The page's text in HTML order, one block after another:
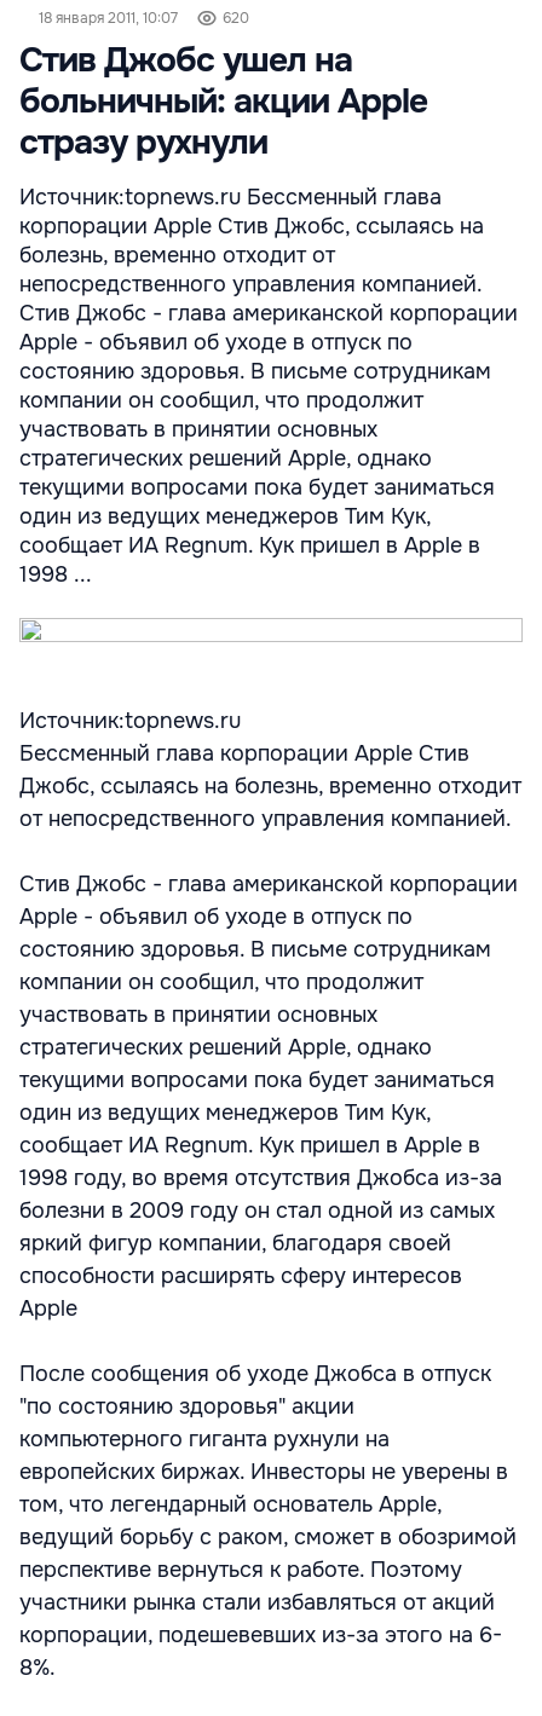
18 января 2011, 10:07 620
Стив Джобс ушел на
больничный: акции Apple
стразу рухнули
Источник:topnews.ru Бессменный глава
корпорации Apple Cтив Джобс, ссылаясь на
болезнь, временно отходит от
непосредственного управления компанией.
Стив Джобс - глава американской корпорации
Apple - объявил об уходе в отпуск по
состоянию здоровья. В письме сотрудникам
компании он сообщил, что продолжит
участвовать в принятии основных
стратегических решений Apple, однако
текущими вопросами пока будет заниматься
один из ведущих менеджеров Тим Кук,
сообщает ИА Regnum. Кук пришел в Apple в
1998 ...
Источник:topnews.ru
Бессменный глава корпорации Apple Cтив
Джобс, ссылаясь на болезнь, временно отходит
от непосредственного управления компанией.
Стив Джобс - глава американской корпорации
Apple - объявил об уходе в отпуск по
состоянию здоровья. В письме сотрудникам
компании он сообщил, что продолжит
участвовать в принятии основных
стратегических решений Apple, однако
текущими вопросами пока будет заниматься
один из ведущих менеджеров Тим Кук,
сообщает ИА Regnum. Кук пришел в Apple в
1998 году, во время отсутствия Джобса из-за
болезни в 2009 году он стал одной из самых
яркий фигур компании, благодаря своей
способности расширять сферу интересов
Apple
После сообщения об уходе Джобса в отпуск
"по состоянию здоровья" акции
компьютерного гиганта рухнули на
европейских биржах. Инвесторы не уверены в
том, что легендарный основатель Apple,
ведущий борьбу с раком, сможет в обозримой
перспективе вернуться к работе. Поэтому
участники рынка стали избавляться от акций
корпорации, подешевевших из-за этого на 6-
8%.